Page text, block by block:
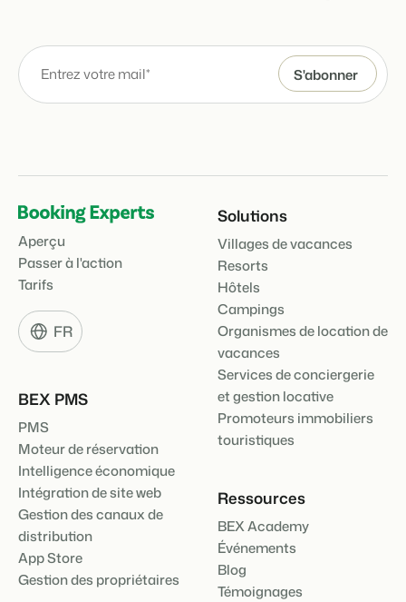
Aperçu
Passer à l'action
Tarifs
FR
BEX PMS
PMS
Moteur de réservation
Intelligence économique
Intégration de site web
Gestion des canaux de
distribution
App Store
Gestion des propriétaires
Solutions
Villages de vacances
Resorts
Hôtels
Campings
Organismes de location de
vacances
Services de conciergerie
et gestion locative
Promoteurs immobiliers
touristiques
Ressources
BEX Academy
Événements
Blog
Témoignages